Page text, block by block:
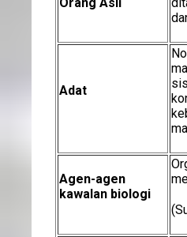
Adat
Agen-agen
kawalan biologi